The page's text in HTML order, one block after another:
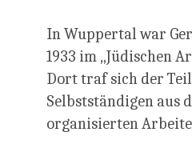
In Wuppertal war
1933 im „Jüdischen
Dort traf sich der
Selbstständigen aus
organisierten